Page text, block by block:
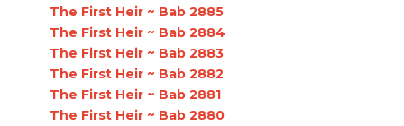
The First Heir ~ Bab 2885
The First Heir ~ Bab 2884
The First Heir ~ Bab 2883
The First Heir ~ Bab 2882
The First Heir ~ Bab 2881
The First Heir ~ Bab 2880